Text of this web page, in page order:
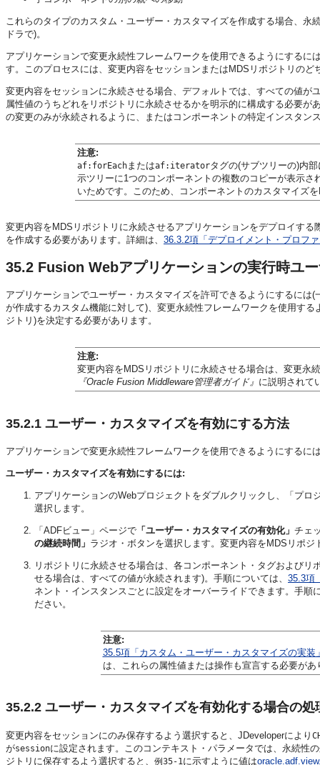
これらのタイプのカスタム・ユーザー・カスタマイズを作成する場合、
ドラで)。
アプリケーションで変更永続性フレームワークを使用できるようにする
す。このプロセスには、変更内容をセッションまたはMDSリポジトリの
変更内容をセッションに永続させる場合、デフォルトでは、すべての値
属性値のうちどれをリポジトリに永続させるかを明示的に構成する必要
の変更のみが永続されるように、またはコンポーネントの特定インスタン
注意:
af:forEachまたはaf:iteratorタグの(サブツリーの)内
示ツリーに1つのコンポーネントの複数のコピーが表示
いためです。このため、コンポーネントのカスタマイズ
変更内容をMDSリポジトリに永続させるアプリケーションをデプロイす
を作成する必要があります。詳細は、 36.3.2項「デプロイメント・プロフ
35.2 Fusion Webアプリケーションの実行時ユ
アプリケーションでユーザー・カスタマイズを許可できるようにするに
が作成するカスタム機能に対して)、変更永続性フレームワークを使用す
ジトリ)を決定する必要があります。
注意:
変更内容をMDSリポジトリに永続させる場合は、変更永
『Oracle Fusion Middleware管理者ガイド』 に説明されて
35.2.1 ユーザー・カスタマイズを有効にする方法
アプリケーションで変更永続性フレームワークを使用できるようにするに
ユーザー・カスタマイズを有効にするには:
アプリケーションのWebプロジェクトをダブルクリックし、「プ
選択します。
「ADFビュー」ページで 「ユーザー・カスタマイズの有効化」 チェ
の継続時間」 ラジオ・ボタンを選択します。変更内容をMDSリポジ
リポジトリに永続させる場合は、各コンポーネント・タグおよび
せる場合は、すべての値が永続されます)。手順については、 35.3項
ネント・インスタンスごとに設定をオーバーライドできます。手順
ださい。
注意:
35.5項「カスタム・ユーザー・カスタマイズの実装
は、これらの属性値または操作も宣言する必要があ
35.2.2 ユーザー・カスタマイズを有効化する場合の処
変更内容をセッションにのみ保存するよう選択すると、JDeveloperにより
がsessionに設定されます。このコンテキスト・パラメータでは、永続性
ジトリに保存するよう選択すると、 例35-1 に示すように値は